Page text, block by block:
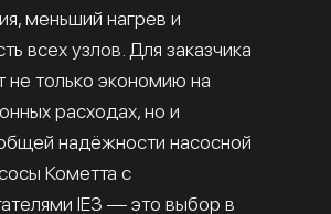
меньший нагрев и
всех узлов. Для заказчика
не только экономию на
расходах, но и
надёжности насосной
Кометта с
IE3 — это выбор в